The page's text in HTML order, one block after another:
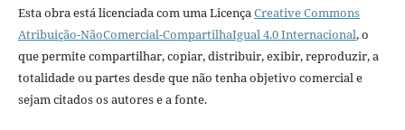
Esta obra está licenciada com uma LicençaCreative Commons
Atribuição-NãoComercial-CompartilhaIgual 4.0 Internacional, o
que permite compartilhar, copiar, distribuir, exibir, reproduzir, a
totalidade ou partes desde que não tenha objetivo comercial e
sejam citados os autores e a fonte.